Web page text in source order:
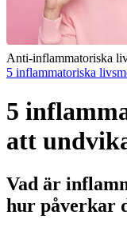
Anti-inflammatoriska
5 inflammatoriska
5
att
Vad är
hur påverkar